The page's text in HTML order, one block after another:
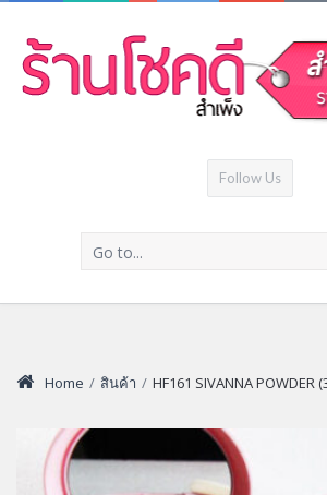
Follow Us
Go to...
Home / สินค้า / HF161 SIVANNA POWDER